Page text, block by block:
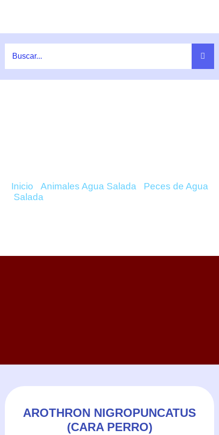
Inicio Animales Agua Salada
Peces de Agua
Salada
AROTHRON NIGROPUNCATUS
(CARA PERRO)